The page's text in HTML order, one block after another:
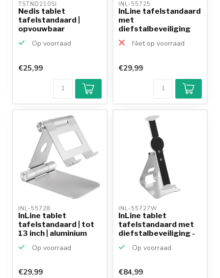
TSTND210SI
Nedis tablet
tafelstandaard |
opvouwbaar
Op voorraad
€25,99
INL-55725
InLine tafelstandaard
met
diefstalbeveiliging
compatibel ...
Niet op voorraad
€29,99
INL-55728
InLine tablet
tafelstandaard | tot
13 inch | aluminium
Op voorraad
€29,99
INL-55727W
InLine tablet
tafelstandaard met
diefstalbeveiliging -
Op voorraad
€84,99